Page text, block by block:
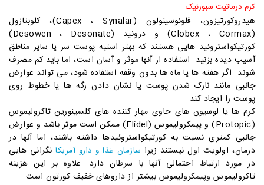
کرم درماتیت سبورئیک
هیدروکورتیزون، فلوئوسینولون (Capex ، Synalar)، کلوبتازول
(Clobex ، Cormax) و دزونید (Desowen ، Desonate)
کورتیکواستروئید هایی هستند که بهتر استبه پوست سر یا سایر مناطق
آسیب دیده بزنید. استفاده از آنها موثر و آسان است، اما باید کم مصرف
شوند. اگر هفته ها یا ماه ها بدون وقفه استفاده شود، می تواند عوارض
جانبی مانند نازک شدن پوست یا نشان دادن رگه ها یا خطوط روی
پوست را ایجاد کند.
کرم ها یا لوسیون های حاوی مهار کننده های کلسینورین تاکرولیموس
(Protopic) و پیمکرولیموس (Elidel) ممکن است موثر باشد و عوارض
جانبی کمتری نسبت به کورتیکواستروئیدها داشته باشند، اما آنها در
درمان، اولویت اول نیستند زیرا سازمان غذا و دارو آمریکانگرانی هایی
در مورد ارتباط احتمالی آنها با سرطان دارد. علاوه بر این هزینه
تاکرولیموس وپیمکرولیموس بیشتر از داروهای خفیف کورتون است.